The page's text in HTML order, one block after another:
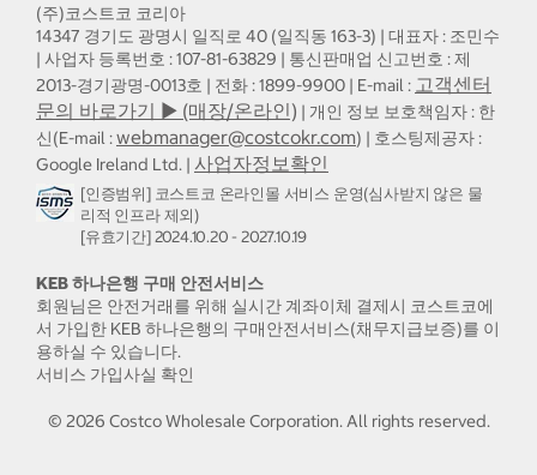
(주)코스트코 코리아
14347 경기도 광명시 일직로 40 (일직동 163-3) | 대표자 : 조민수
| 사업자 등록번호 : 107-81-63829 | 통신판매업 신고번호 : 제
2013-경기광명-0013호 | 전화 : 1899-9900 | E-mail : 고객센터
문의 바로가기 ▶ (매장/온라인) | 개인 정보 보호책임자 : 한
신(E-mail :webmanager@costcokr.com) | 호스팅제공자 :
Google Ireland Ltd. | 사업자정보확인
[인증범위] 코스트코 온라인몰 서비스 운영(심사받지 않은 물
리적 인프라 제외)
[유효기간] 2024.10.20 - 2027.10.19
KEB 하나은행 구매 안전서비스
회원님은 안전거래를 위해 실시간 계좌이체 결제시 코스트코에
서 가입한 KEB 하나은행의 구매안전서비스(채무지급보증)를 이
용하실 수 있습니다.
서비스 가입사실 확인
© 2026 Costco Wholesale Corporation.All rights reserved.